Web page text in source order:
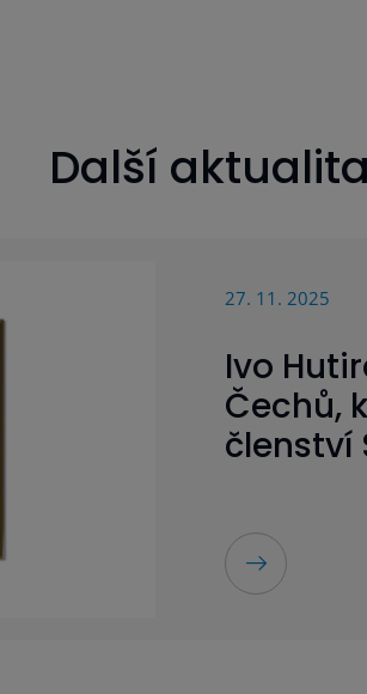
Další aktualita
27. 11. 2025
Ivo
Čechů,
členství